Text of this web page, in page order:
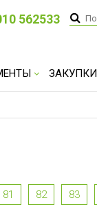
ЗАКУПКИ
562533
81 82 83